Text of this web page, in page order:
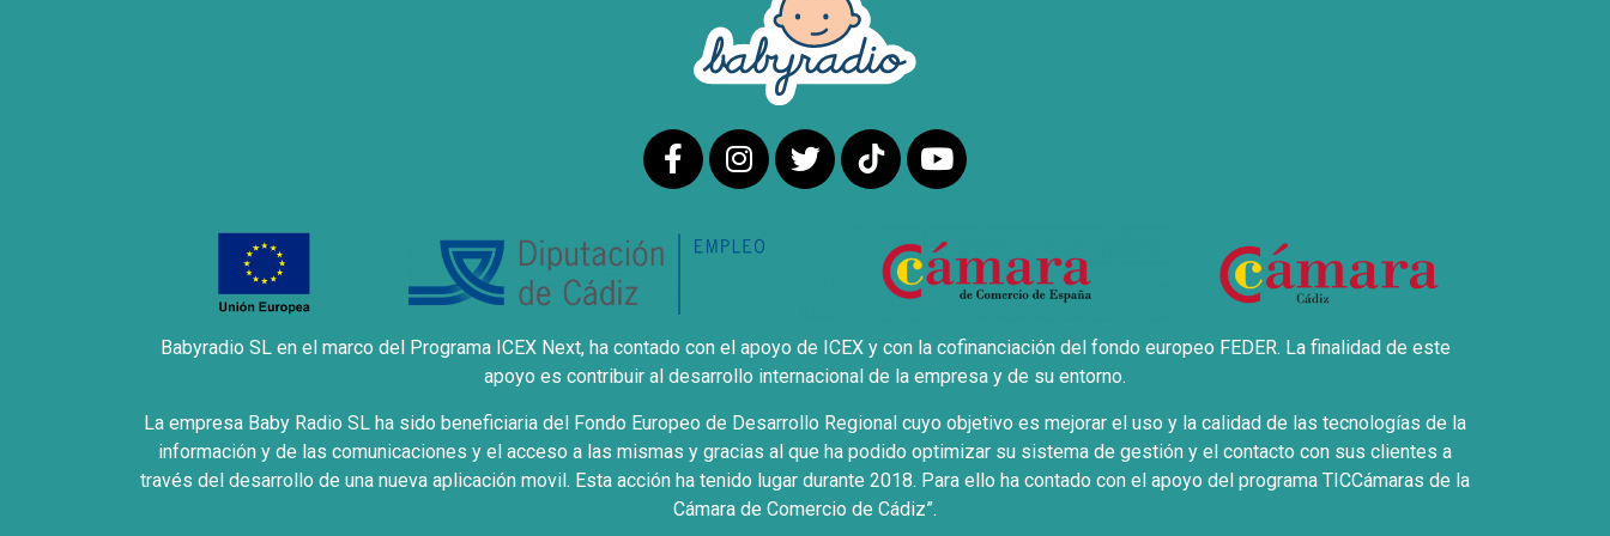
Babyradio SL en el marco del Programa ICEX Next, ha contado con el apoyo de ICEX y con la cofinanciación del fondo europeo FEDER. La finalidad de este
apoyo es contribuir al desarrollo internacional de la empresa y de su entorno.
La empresa Baby Radio SL ha sido beneficiaria del Fondo Europeo de Desarrollo Regional cuyo objetivo es mejorar el uso y la calidad de las tecnologías de la
información y de las comunicaciones y el acceso a las mismas y gracias al que ha podido optimizar su sistema de gestión y el contacto con sus clientes a
través del desarrollo de una nueva aplicación movil. Esta acción ha tenido lugar durante 2018. Para ello ha contado con el apoyo del programa TICCámaras de la
Cámara de Comercio de Cádiz”.